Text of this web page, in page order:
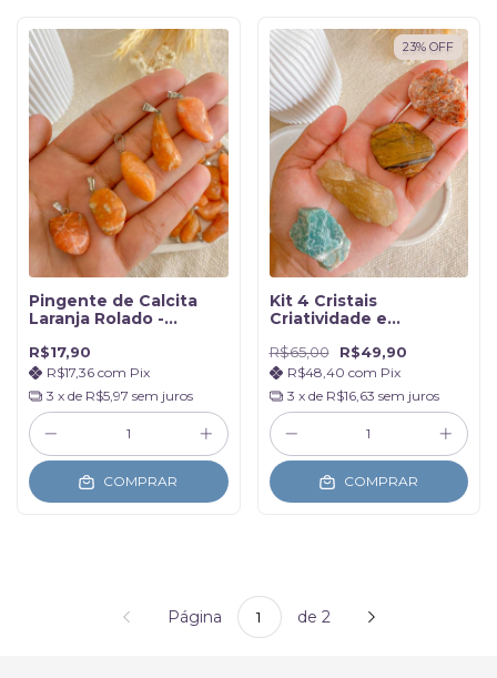
Pingente de Calcita
Laranja Rolado -
R$17,90
R$17,36 com Pix
3 x de R$5,97 sem juros
COMPRAR
23% OFF
Kit 4 Cristais
Criatividade e
Caixinha
R$65,00 R$49,90
R$48,40 com Pix
3 x de R$16,63 sem juros
COMPRAR
Página de 2